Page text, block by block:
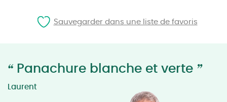
“ Panachure blanche et verte ”
Laurent
Sauvegarder dans une liste de favoris